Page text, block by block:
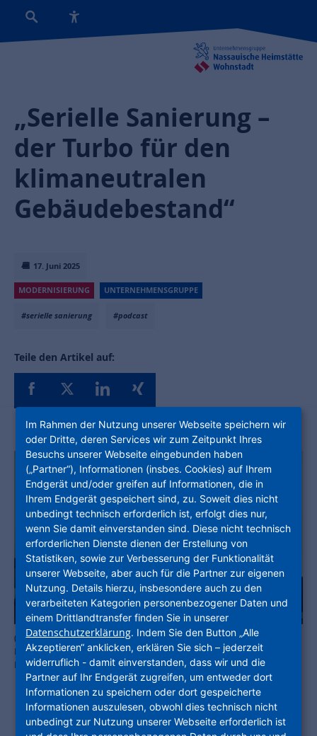
17. Juni 2025
MODERNISIERUNG UNTERNEHMENSGRUPPE
#serielle sanierung #podcast
Teile den Artikel auf:
„Serielle Sanierung –
der Turbo für den
klimaneutralen
Gebäudebestand“
(v.l.): Andreas Kipp, Leiter Vertrieb und Marketing RENOWATE und
NHW-Projektleiter Sven Schubert diskutierten über die Chancen und
Herausforderungen der Seriellen Sanierung. Foto: NHW/ RENOWATE
Im Rahmen der Nutzung unserer Webseite speichern wir
oder Dritte, deren Services wir zum Zeitpunkt Ihres
Besuchs unserer Webseite eingebunden haben
(„Partner“), Informationen (insbes. Cookies) auf Ihrem
Endgerät und/oder greifen auf Informationen, die in
Ihrem Endgerät gespeichert sind, zu. Soweit dies nicht
unbedingt technisch erforderlich ist, erfolgt dies nur,
wenn Sie damit einverstanden sind. Diese nicht technisch
erforderlichen Dienste dienen der Erstellung von
Statistiken, sowie zur Verbesserung der Funktionalität
unserer Webseite, aber auch für die Partner zur eigenen
Nutzung. Details hierzu, insbesondere auch zu den
verarbeiteten Kategorien personenbezogener Daten und
einem Drittlandtransfer finden Sie in unserer
Datenschutzerklärung. Indem Sie den Button „Alle
Akzeptieren“ anklicken, erklären Sie sich – jederzeit
widerruflich - damit einverstanden, dass wir und die
Partner auf Ihr Endgerät zugreifen, um entweder dort
Informationen zu speichern oder dort gespeicherte
Informationen auszulesen, obwohl dies technisch nicht
unbedingt zur Nutzung unserer Webseite erforderlich ist